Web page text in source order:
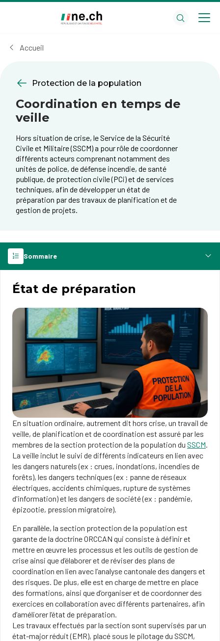
cookies
Accueil
Protection de la population
Coordination en temps de
veille
Hors situation de crise, le Service de la Sécurité
Civile et Militaire (SSCM) a pour rôle de coordonner
différents acteurs comprenant notamment des
unités de police, de défense incendie, de santé
publique, de protection civile (PCi) et de services
techniques, afin de développer un état de
préparation par des travaux de planification et de
gestion de projets.
Sommaire
État de préparation
En situation ordinaire, autrement dit hors crise, un travail de
veille, de planification et de coordination est assuré par les
membres de la section protection de la population du SSCM.
La veille inclut le suivi de différents indicateurs en lien avec
les dangers naturels (ex : crues, inondations, incendies de
forêts), les dangers techniques (ex : panne de réseaux
électriques, accidents chimiques, rupture de systèmes
d'information) et les dangers de société (ex : pandémie,
épizootie, pression migratoire).
En parallèle, la section protection de la population est
garante de la doctrine ORCCAN qui consiste à définir et
mettre en œuvre les processus et les outils de gestion de
crise ainsi que d’élaborer et de réviser des plans de
coordination en lien avec l’analyse cantonale des dangers et
des risques. De plus, elle est en charge de mettre en place
des formations, ainsi que d’organiser et de coordonner des
exercices en collaboration avec différents partenaires, afin
d’améliorer l’état de préparation.
Les travaux effectués par la section sont supervisés par un
état-major réduit (EMR), placé sous le pilotage du SSCM,